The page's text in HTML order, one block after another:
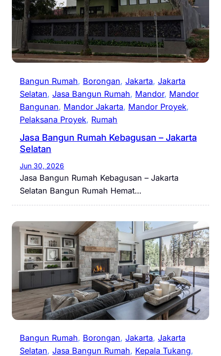
Bangun Rumah, Borongan, Jakarta, Jakarta
Selatan, Jasa Bangun Rumah, Mandor, Mandor
Bangunan, Mandor Jakarta, Mandor Proyek
Pelaksana Proyek, Rumah
Jasa Bangun Rumah Kebagusan – Jakarta
Selatan
Jun 30, 2026
Jasa Bangun Rumah Kebagusan – Jakarta
Selatan Bangun Rumah Hemat…
Bangun Rumah, Borongan, Jakarta, Jakarta
Selatan, Jasa Bangun Rumah, Kepala Tukang